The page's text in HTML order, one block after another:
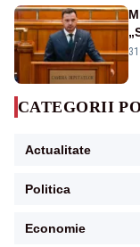
CATEGORII
Actualitate
Politica
Economie